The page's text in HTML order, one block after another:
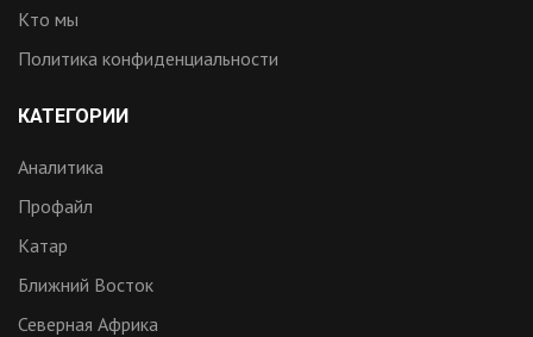
Кто мы
Политика конфиденциальности
КАТЕГОРИИ
Аналитика
Профайл
Катар
Ближний Восток
Северная Африка